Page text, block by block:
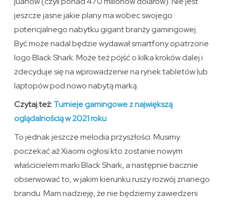
jeszcze jasne jakie plany ma wobec swojego
potencjalnego nabytku gigant branży gamingowej.
Być może nadal będzie wydawał smartfony opatrzone
logo Black Shark. Może też pójść o kilka kroków dalej i
zdecyduje się na wprowadzenie na rynek tabletów lub
laptopów pod nowo nabytą marką.
Czytaj też:Turnieje gamingowe z największą
oglądalnością w 2021 roku
To jednak jeszcze melodia przyszłości. Musimy
poczekać aż Xiaomi ogłosi kto zostanie nowym
właścicielem marki Black Shark, a następnie bacznie
obserwować to, w jakim kierunku ruszy rozwój znanego
brandu. Mam nadzieję, że nie będziemy zawiedzeni